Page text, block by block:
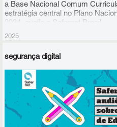
a Base Nacional Comum
estratégia central no Plano
2034, avalia a Safernet Brasil.
Na última terça-feira (27), o
2025
segurança digital